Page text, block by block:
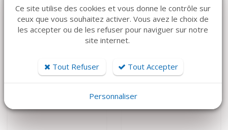
Ce site utilise des cookies et vous donne le contrôle sur
ceux que vous souhaitez activer. Vous avez le choix de
les accepter ou de les refuser pour naviguer sur notre
site internet.
Tout Refuser Tout Accepter
Personnaliser